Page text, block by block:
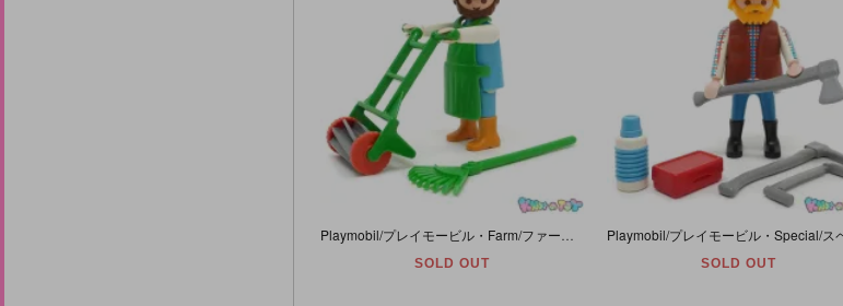
SOLD OUT SOLD OUT